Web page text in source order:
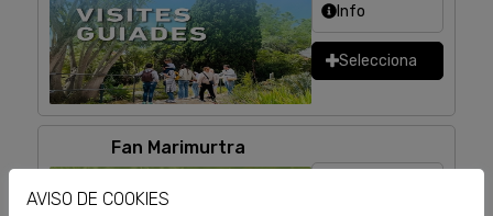
Info
Selecciona
Fan Marimurtra
AVISO DE COOKIES